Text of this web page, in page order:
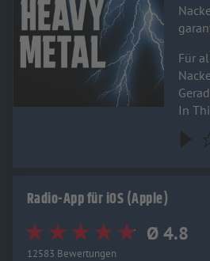
Für
In
Radio-App für iOS (Apple)
Ø 4.8
12583 Bewertungen